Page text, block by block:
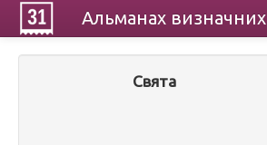
Альманах визначних
Свята